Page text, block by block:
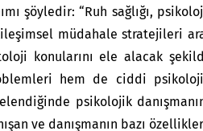
şöyledir: “Ruh sağlığı,
müdahale stratejileri
konularını ele alacak
hem de ciddi
psikolojik
ve danışmanın bazı